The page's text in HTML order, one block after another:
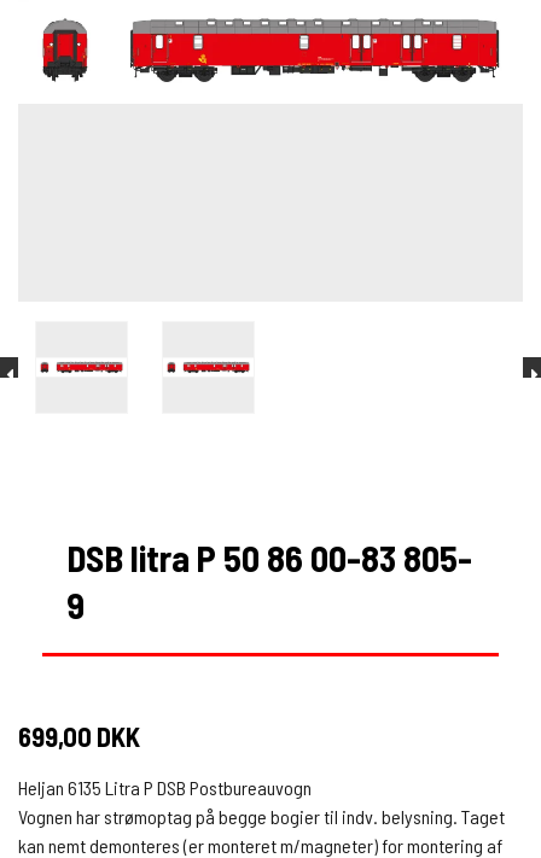
DSB litra P 50 86 00-83 805-
9
699,00 DKK
Heljan 6135 Litra P DSB Postbureauvogn
Vognen har strømoptag på begge bogier til indv. belysning. Taget
kan nemt demonteres (er monteret m/magneter) for montering af